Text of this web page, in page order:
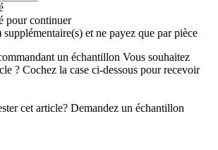
pour continuer
supplémentaire(s) et ne payez que par pièce
un échantillon Vous souhaitez
? Cochez la case ci-dessous pour recevoir
cet article? Demandez un échantillon